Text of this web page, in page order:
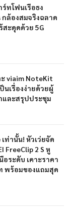
ทโฟนเรือธง
กล้องสมจริงฉลาด
สะดุดด้วย 5G
viaim NoteKit
นเรื่องง่ายด้วยผู้
และสรุปประชุม
ท่านั้น! หัวเว่ยจัด
FreeClip 2 S หู
อระดับ เคาะราคา
พร้อมของแถมสุด